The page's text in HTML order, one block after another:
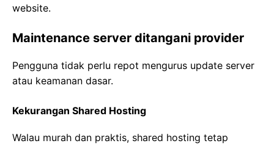
website.
Maintenance server ditangani provider
Pengguna tidak perlu repot mengurus update server
atau keamanan dasar.
Kekurangan Shared Hosting
Walau murah dan praktis, shared hosting tetap